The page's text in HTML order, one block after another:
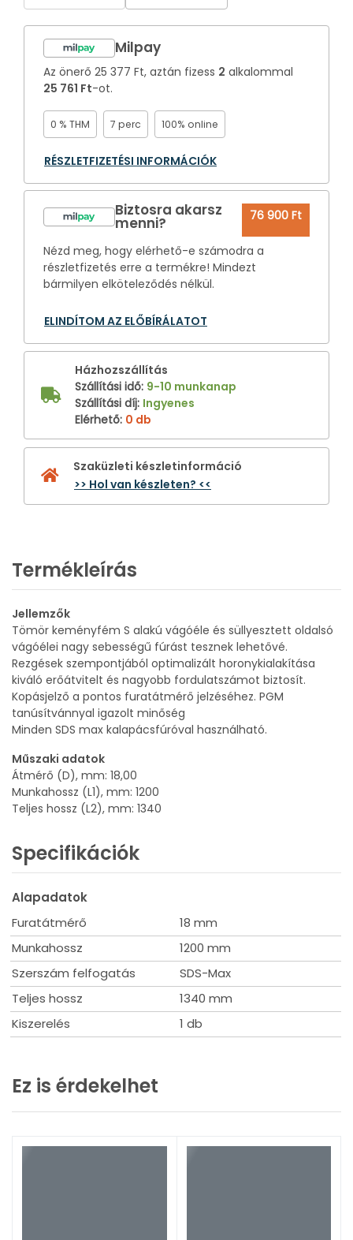
Milpay
Az önerő 25 377 Ft, aztán fizess 2 alkalommal
25 761 Ft-ot.
0 % THM 7 perc 100% online
RÉSZLETFIZETÉSI INFORMÁCIÓK
Biztosra akarsz
menni? 76 900 Ft
Nézd meg, hogy elérhető-e számodra a
részletfizetés erre a termékre! Mindezt
bármilyen elköteleződés nélkül.
ELINDÍTOM AZ ELŐBÍRÁLATOT
Házhozszállítás
Szállítási idő: 9-10 munkanap
Szállítási díj: Ingyenes
Elérhető: 0 db
Szaküzleti készletinformáció
>> Hol van készleten? <<
Termékleírás
Jellemzők
Tömör keményfém S alakú vágóéle és süllyesztett oldalsó
vágóélei nagy sebességű fúrást tesznek lehetővé.
Rezgések szempontjából optimalizált horonykialakítása
kiváló erőátvitelt és nagyobb fordulatszámot biztosít.
Kopásjelző a pontos furatátmérő jelzéséhez. PGM
tanúsítvánnyal igazolt minőség
Minden SDS max kalapácsfúróval használható.
Műszaki adatok
Átmérő (D), mm: 18,00
Munkahossz (L1), mm: 1200
Teljes hossz (L2), mm: 1340
Specifikációk
Alapadatok
Furatátmérő
18 mm
Munkahossz
1200 mm
Szerszám felfogatás
SDS-Max
Teljes hossz
1340 mm
Kiszerelés
1 db
Ez is érdekelhet